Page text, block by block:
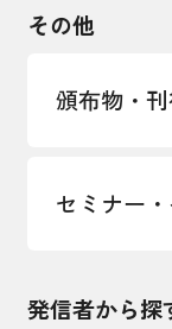
経営者保
国土強靭
LOBO調査
その他
頒布物・
セミナー
発信者から探